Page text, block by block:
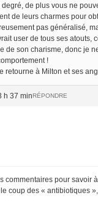
de plus vous ne
de leurs charmes pour
pas généralisé,
user de tous ses atouts,
de son charisme, donc je
!
retourne à Milton et ses
h 37 minRÉPONDRE
commentaires pour savoir
coup des « antibiotiques